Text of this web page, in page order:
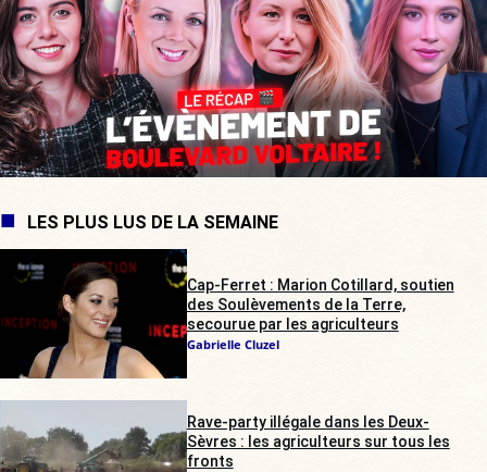
LES PLUS LUS DE LA SEMAINE
Cap-Ferret : Marion Cotillard, soutien
des Soulèvements de la Terre,
secourue par les agriculteurs
Gabrielle Cluzel
Rave-party illégale dans les Deux-
Sèvres : les agriculteurs sur tous les
fronts